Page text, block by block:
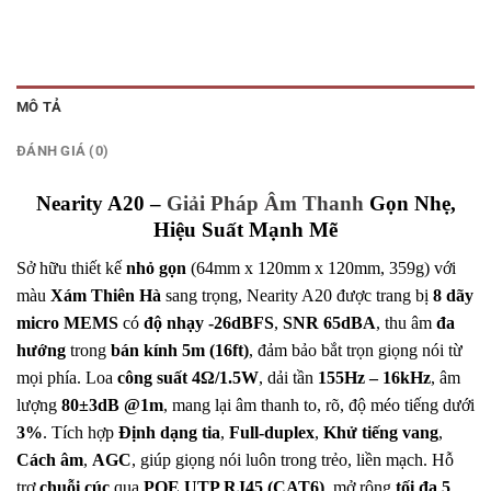
MÔ TẢ
ĐÁNH GIÁ (0)
Nearity A20 – Giải Pháp Âm ThanhGọn Nhẹ,
Hiệu Suất Mạnh Mẽ
Sở hữu thiết kế nhỏ gọn (64mm x 120mm x 120mm, 359g) với
màu Xám Thiên Hà sang trọng, Nearity A20 được trang bị 8 dãy
micro MEMS có độ nhạy -26dBFS, SNR 65dBA, thu âm đa
hướng trong bán kính 5m (16ft), đảm bảo bắt trọn giọng nói từ
mọi phía. Loa công suất 4Ω/1.5W, dải tần 155Hz – 16kHz, âm
lượng 80±3dB @1m, mang lại âm thanh to, rõ, độ méo tiếng dưới
3%. Tích hợp Định dạng tia, Full-duplex, Khử tiếng vang,
Cách âm, AGC, giúp giọng nói luôn trong trẻo, liền mạch. Hỗ
trợchuỗi cúc qua POE UTP RJ45 (CAT6) , mở rộng tối đa 5